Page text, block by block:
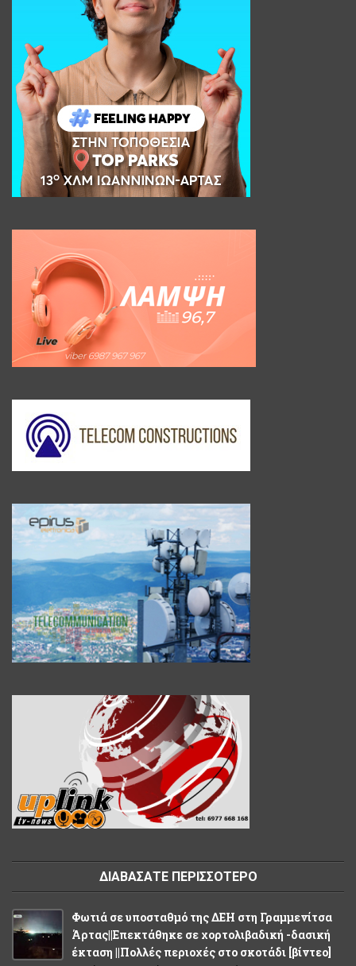
ΔΙΑΒΑΣΑΤΕ ΠΕΡΙΣΣΟΤΕΡΟ
Φωτιά σε υποσταθμό της ΔΕΗ στη Γραμμενίτσα
Άρτας||Επεκτάθηκε σε χορτολιβαδική -δασική
έκταση ||Πολλές περιοχές στο σκοτάδι [βίντεο]